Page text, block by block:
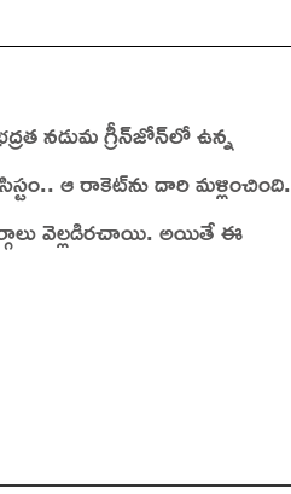
నడుమ గ్రీన్‌జోన్‌లో ఉన్న
ఆ రాకెట్‌ను దారి మళ్లించింది.
వెల్లడిరచాయి. అయితే ఈ